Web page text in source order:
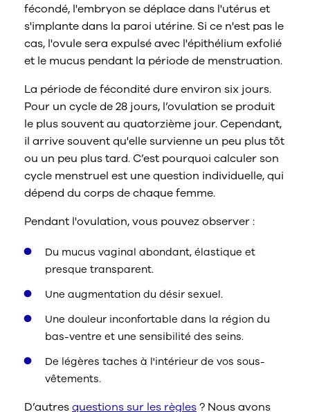
fécondé, l'embryon se déplace dans l'utérus et
s'implante dans la paroi utérine. Si ce n'est pas le
cas, l'ovule sera expulsé avec l'épithélium exfolié
et le mucus pendant la période de menstruation.
La période de fécondité dure environ six jours.
Pour un cycle de 28 jours, l’ovulation se produit
le plus souvent au quatorzième jour. Cependant,
il arrive souvent qu'elle survienne un peu plus tôt
ou un peu plus tard. C’est pourquoi calculer son
cycle menstruel est une question individuelle, qui
dépend du corps de chaque femme.
Pendant l'ovulation, vous pouvez observer :
Du mucus vaginal abondant, élastique et
presque transparent.
Une augmentation du désir sexuel.
Une douleur inconfortable dans la région du
bas-ventre et une sensibilité des seins.
De légères taches à l'intérieur de vos sous-
vêtements.
D’autresquestions sur les règles? Nous avons